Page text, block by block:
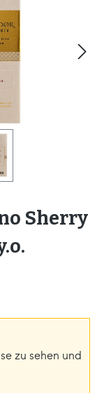
Sherry
zu sehen und